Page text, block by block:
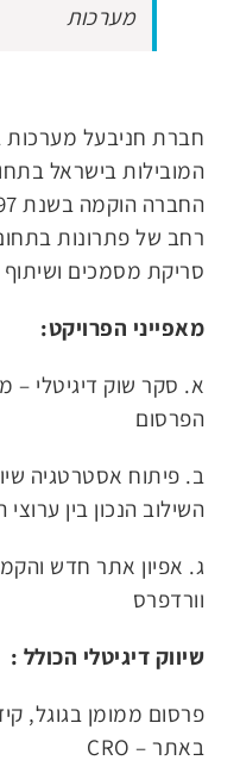
מערכות
חברת חניבעל
המובילות בישראל
רחב של פתרונות
סריקת מסמכים ושיתוף
מאפייני הפרויקט:
א. סקר שוק דיגיטלי –
הפרסום
ב. פיתוח אסטרטגיה
השילוב הנכון בין ערוצי
ג. אפיון אתר חדש
וורדפרס
שיווק דיגיטלי הכולל :
פרסום ממומן בגוגל,
באתר – CRO